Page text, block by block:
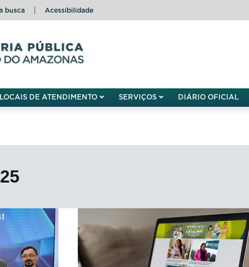
busca Acessibilidade
Estado do Amazonas
LOCAIS DE ATENDIMENTO SERVIÇOS DIÁRIO OFICIAL